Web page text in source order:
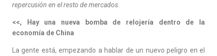
repercusión en el resto de mercados.
<<, Hay una nueva bomba de relojería dentro de la
economía de China
La gente está, empezando a hablar de un nuevo peligro en el